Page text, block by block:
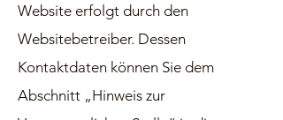
Website erfolgt durch den
Websitebetreiber. Dessen
Kontaktdaten können Sie dem
Abschnitt „Hinweis zur